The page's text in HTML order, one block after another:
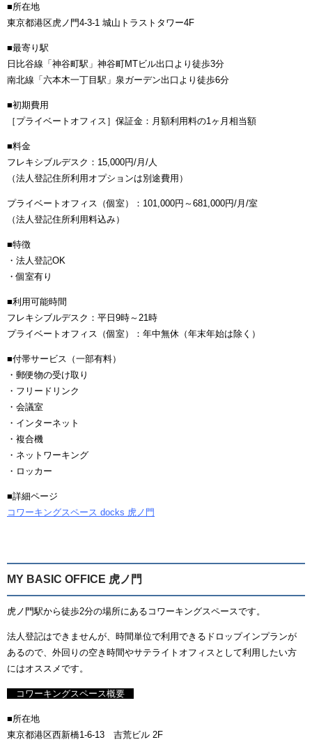
■所在地
東京都港区虎ノ門4-3-1 城山トラストタワー4F
■最寄り駅
日比谷線「神谷町駅」神谷町MTビル出口より徒歩3分
南北線「六本木一丁目駅」泉ガーデン出口より徒歩6分
■初期費用
［プライベートオフィス］保証金：月額利用料の1ヶ月相当額
■料金
フレキシブルデスク：15,000円/月/人
（法人登記住所利用オプションは別途費用）
プライベートオフィス（個室）：101,000円～681,000円/月/室
（法人登記住所利用料込み）
■特徴
・法人登記OK
・個室有り
■利用可能時間
フレキシブルデスク：平日9時～21時
プライベートオフィス（個室）：年中無休（年末年始は除く）
■付帯サービス（一部有料）
・郵便物の受け取り
・フリードリンク
・会議室
・インターネット
・複合機
・ネットワーキング
・ロッカー
■詳細ページ
コワーキングスペース docks 虎ノ門
MY BASIC OFFICE 虎ノ門
虎ノ門駅から徒歩2分の場所にあるコワーキングスペースです。
法人登記はできませんが、時間単位で利用できるドロップインプランが
あるので、外回りの空き時間やサテライトオフィスとして利用したい方
にはオススメです。
コワーキングスペース概要
■所在地
東京都港区西新橋1-6-13 吉荒ビル 2F